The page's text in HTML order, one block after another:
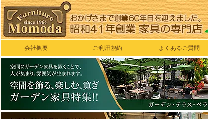
会社概要 ご利用規約 よくあるご質問